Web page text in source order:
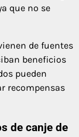
que no se
de fuentes
beneficios
pueden
recompensas
de canje de